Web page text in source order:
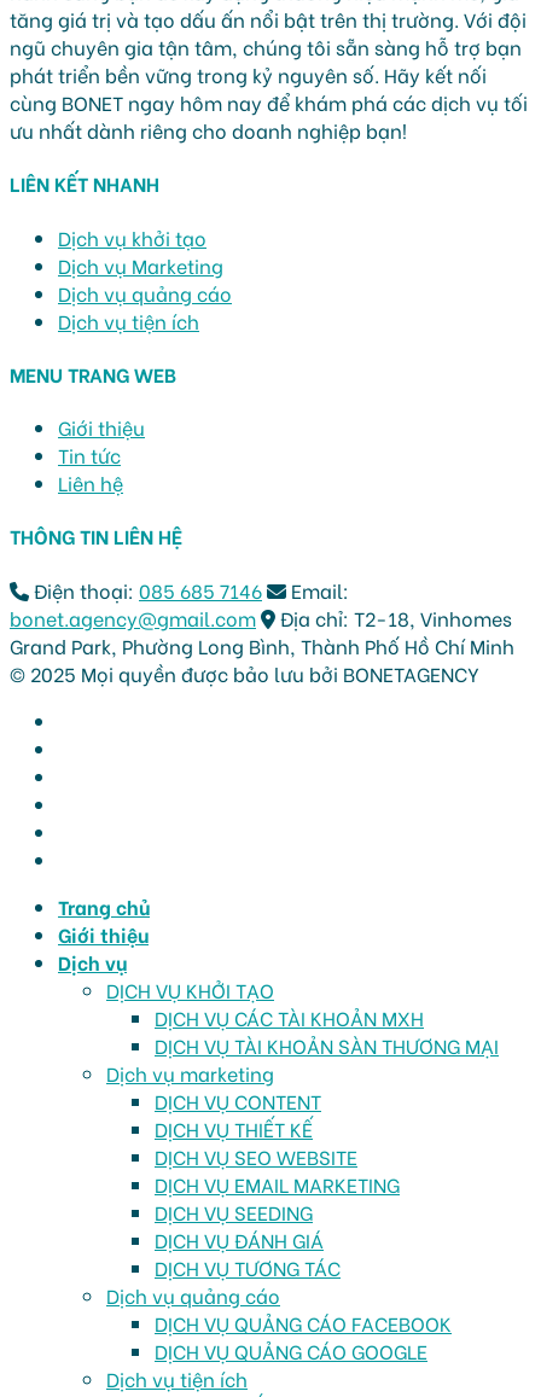
tăng giá trị và tạo dấu ấn nổi bật trên thị trường. Với đội
ngũ chuyên gia tận tâm, chúng tôi sẵn sàng hỗ trợ bạn
phát triển bền vững trong kỷ nguyên số. Hãy kết nối
cùng BONET ngay hôm nay để khám phá các dịch vụ tối
ưu nhất dành riêng cho doanh nghiệp bạn!
LIÊN KẾT NHANH
Dịch vụ khởi tạo
Dịch vụ Marketing
Dịch vụ quảng cáo
Dịch vụ tiện ích
MENU TRANG WEB
Giới thiệu
Tin tức
Liên hệ
THÔNG TIN LIÊN HỆ
Điện thoại: 085 685 7146
Email:
bonet.agency@gmail.com
Địa chỉ: T2-18, Vinhomes
Grand Park, Phường Long Bình, Thành Phố Hồ Chí Minh
© 2025 Mọi quyền được bảo lưu bởi BONETAGENCY
Trang chủ
Giới thiệu
Dịch vụ
DỊCH VỤ KHỞI TẠO
DỊCH VỤ CÁC TÀI KHOẢN MXH
DỊCH VỤ TÀI KHOẢN SÀN THƯƠNG MẠI
Dịch vụ marketing
DỊCH VỤ CONTENT
DỊCH VỤ THIẾT KẾ
DỊCH VỤ SEO WEBSITE
DỊCH VỤ EMAIL MARKETING
DỊCH VỤ SEEDING
DỊCH VỤ ĐÁNH GIÁ
DỊCH VỤ TƯƠNG TÁC
Dịch vụ quảng cáo
DỊCH VỤ QUẢNG CÁO FACEBOOK
DỊCH VỤ QUẢNG CÁO GOOGLE
Dịch vụ tiện ích